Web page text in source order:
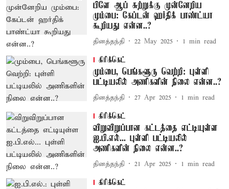
பிளே ஆப் சுற்றுக்கு முன்னேறிய
மும்பை: கேப்டன் ஹர்திக் பாண்ட்யா
கூறியது என்ன..?
தினத்தந்தி 22 May 2025 1 min read
கிரிக்கெட்
மும்பை, பெங்களூரு வெற்றி: புள்ளி
பட்டியலில் அணிகளின் நிலை என்ன..?
தினத்தந்தி 27 Apr 2025 1 min read
கிரிக்கெட்
விறுவிறுப்பான கட்டத்தை எட்டியுள்ள
ஐ.பி.எல்... புள்ளி பட்டியலில்
அணிகளின் நிலை என்ன..?
தினத்தந்தி 21 Apr 2025 1 min read
கிரிக்கெட்